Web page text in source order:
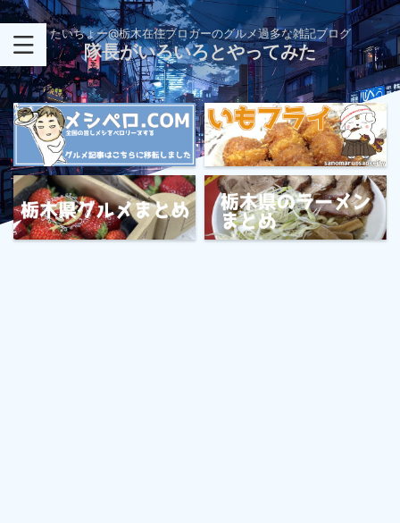
たいちょー@栃木在住ブロガーのグルメ過多な雑記ブログ
隊長がいろいろとやってみた